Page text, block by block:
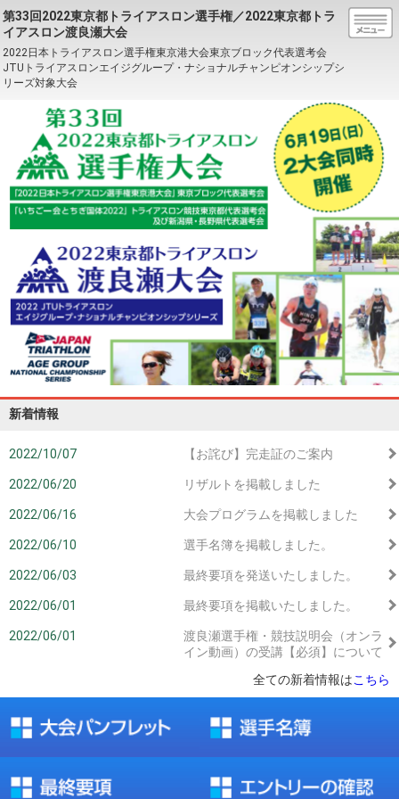
第33回2022東京都トライアスロン選手権／2022東京都トラ
イアスロン渡良瀬大会
2022日本トライアスロン選手権東京港大会東京ブロック代表選考会
JTUトライアスロンエイジグループ・ナショナルチャンピオンシップシ
リーズ対象大会
新着情報
2022/10/07 【お詫び】完走証のご案内
2022/06/20 リザルトを掲載しました
2022/06/16 大会プログラムを掲載しました
2022/06/10 選手名簿を掲載しました。
2022/06/03 最終要項を発送いたしました。
2022/06/01 最終要項を掲載いたしました。
2022/06/01
渡良瀬選手権・競技説明会（オンラ
イン動画）の受講【必須】について
全ての新着情報はこちら